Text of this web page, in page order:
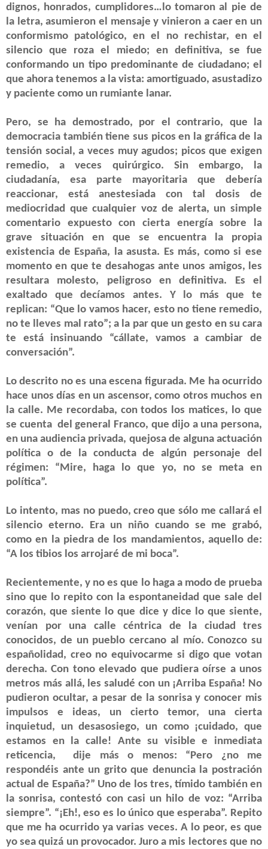
dignos, honrados, cumplidores…lo tomaron al pie de
la letra, asumieron el mensaje y vinieron a caer en un
conformismo patológico, en el no rechistar, en el
silencio que roza el miedo; en definitiva, se fue
conformando un tipo predominante de ciudadano; el
que ahora tenemos a la vista: amortiguado, asustadizo
y paciente como un rumiante lanar.
Pero, se ha demostrado, por el contrario, que la
democracia también tiene sus picos en la gráfica de la
tensión social, a veces muy agudos; picos que exigen
remedio, a veces quirúrgico. Sin embargo, la
ciudadanía, esa parte mayoritaria que debería
reaccionar, está anestesiada con tal dosis de
mediocridad que cualquier voz de alerta, un simple
comentario expuesto con cierta energía sobre la
grave situación en que se encuentra la propia
existencia de España, la asusta. Es más, como si ese
momento en que te desahogas ante unos amigos, les
resultara molesto, peligroso en definitiva. Es el
exaltado que decíamos antes. Y lo más que te
replican: “Que lo vamos hacer, esto no tiene remedio,
no te lleves mal rato”; a la par que un gesto en su cara
te está insinuando “cállate, vamos a cambiar de
conversación”.
Lo descrito no es una escena figurada. Me ha ocurrido
hace unos días en un ascensor, como otros muchos en
la calle. Me recordaba, con todos los matices, lo que
se cuenta del general Franco, que dijo a una persona,
en una audiencia privada, quejosa de alguna actuación
política o de la conducta de algún personaje del
régimen: “Mire, haga lo que yo, no se meta en
política”.
Lo intento, mas no puedo, creo que sólo me callará el
silencio eterno. Era un niño cuando se me grabó,
como en la piedra de los mandamientos, aquello de:
“A los tibios los arrojaré de mi boca”.
Recientemente, y no es que lo haga a modo de prueba
sino que lo repito con la espontaneidad que sale del
corazón, que siente lo que dice y dice lo que siente,
venían por una calle céntrica de la ciudad tres
conocidos, de un pueblo cercano al mío. Conozco su
españolidad, creo no equivocarme si digo que votan
derecha. Con tono elevado que pudiera oírse a unos
metros más allá, les saludé con un ¡Arriba España! No
pudieron ocultar, a pesar de la sonrisa y conocer mis
impulsos e ideas, un cierto temor, una cierta
inquietud, un desasosiego, un como ¡cuidado, que
estamos en la calle! Ante su visible e inmediata
reticencia, dije más o menos: “Pero ¿no me
respondéis ante un grito que denuncia la postración
actual de España?” Uno de los tres, tímido también en
la sonrisa, contestó con casi un hilo de voz: “Arriba
siempre”. “¡Eh!, eso es lo único que esperaba”. Repito
que me ha ocurrido ya varias veces. A lo peor, es que
yo sea quizá un provocador. Juro a mis lectores que no